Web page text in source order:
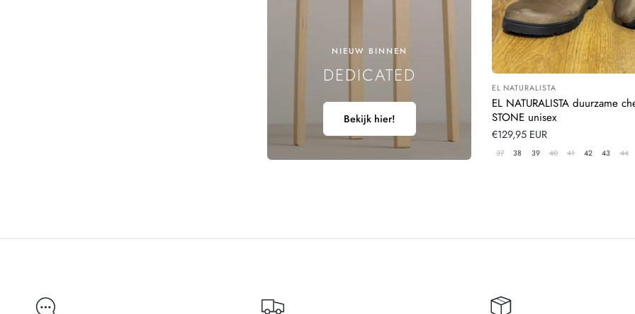
N
G
:
NIEUW BINNEN
DEDICATED
Bekijk hier!
Leverancier:
EL NATURALISTA
EL NATURALISTA duurzame
STONE unisex
Normale
prijs
€129,95 EUR
37 38 39 40 41 42 43 44